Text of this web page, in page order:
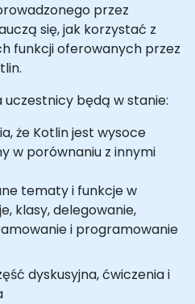
przez
się, jak korzystać z
funkcji oferowanych przez
uczestnicy będą w stanie:
że Kotlin jest wysoce
w porównaniu z innymi
tematy i funkcje w
klasy, delegowanie,
i programowanie
dyskusyjna, ćwiczenia i